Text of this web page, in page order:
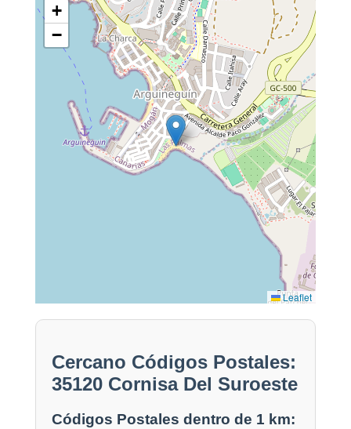
+
−
Leaflet
Cercano Códigos Postales:
35120 Cornisa Del Suroeste
Códigos Postales dentro de 1 km: